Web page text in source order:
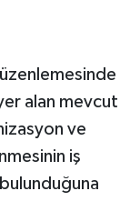
alan mevcut
ve
iş